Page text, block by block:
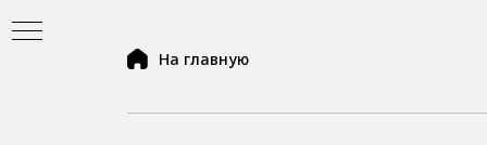
На главную